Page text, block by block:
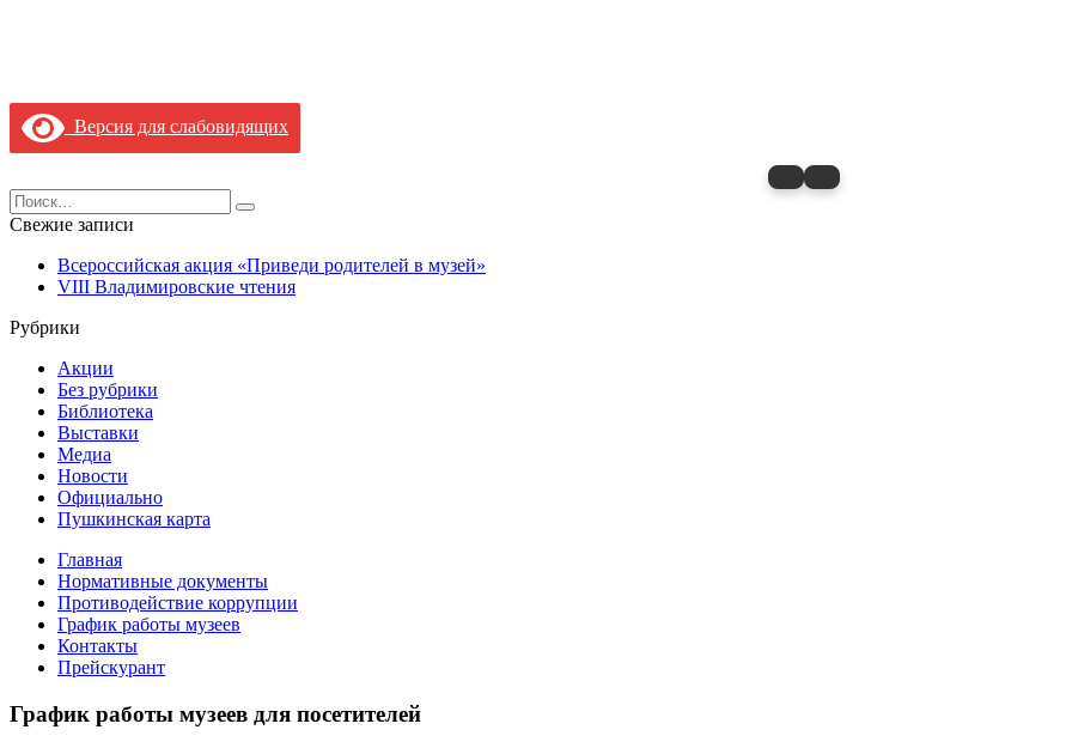
Версия для слабовидящих
Search
for:
Свежие записи
Всероссийская акция «Приведи родителей в музей»
VIII Владимировские чтения
Рубрики
Акции
Без рубрики
Библиотека
Выставки
Медиа
Новости
Официально
Пушкинская карта
Главная
Нормативные документы
Противодействие коррупции
График работы музеев
Контакты
Прейскурант
График работы музеев для посетителей